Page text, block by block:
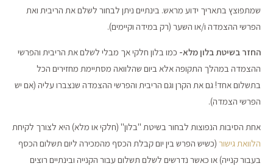
שמתפוצץ בתאריך ידוע מראש. בינתיים ניתן לבחור לשלם את הריבית ואת
הפרשי ההצמדה ו/או השער (רק במידה וקיימים).
החזר בשיטת בלון מלא- כמו בלון חלקי אך מבלי לשלם את הריבית והפרשי
ההצמדה במהלך התקופה אלא ביום שהלוואה מסתיימת מחזירים הכל
בתשלום אחד! גם את הקרן וגם הריבית והפרשי ההצמדה שנצברו עליה (אם יש
הפרשי הצמדה).
אחת הסיבות הנפוצות לבחור בשיטת "בלון" (חלקי או מלא) היא לצורך לקיחת
הלוואת גישור (כשיש הפרש בין יום קבלת הכסף מהמכירה ליום תשלום הכסף
בעבור קנייה) או כאשר נדרשים לשלם תשלום עבור הקנייה ובינתיים רוצים